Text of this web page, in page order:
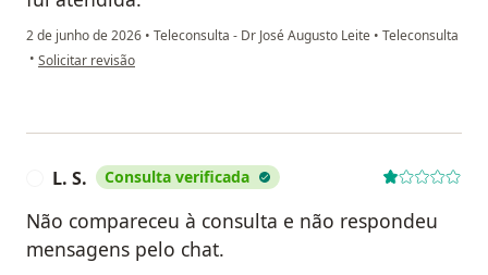
2 de junho de 2026 • Teleconsulta - Dr José Augusto Leite • Teleconsulta
• na opinião do utilizador B.M.
Solicitar revisão
L. S. Consulta verificada
Não compareceu à consulta e não respondeu
mensagens pelo chat.